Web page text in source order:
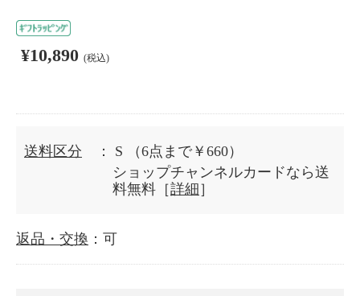
¥10,890 (税込)
送料区分 ： S
（6点まで￥660）
ショップチャンネルカードなら送
料無料［詳細 ］
返品・交換 ：可